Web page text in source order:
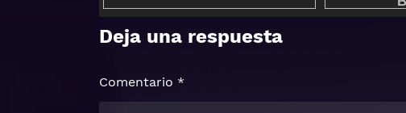
Deja una respuesta
Comentario *